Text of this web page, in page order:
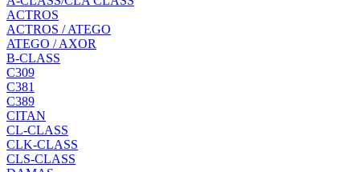
ACTROS
ACTROS / ATEGO
ATEGO / AXOR
B-CLASS
C309
C381
C389
CITAN
CL-CLASS
CLK-CLASS
CLS-CLASS